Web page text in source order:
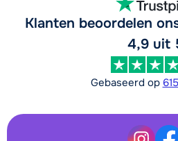
Klanten beoordelen
4,9 uit
Gebaseerd op